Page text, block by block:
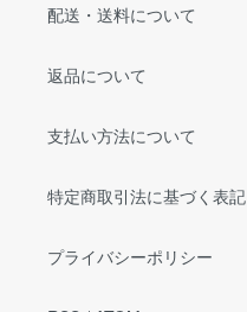
配送・送料について
返品について
支払い方法について
特定商取引法に基づく表記
プライバシーポリシー